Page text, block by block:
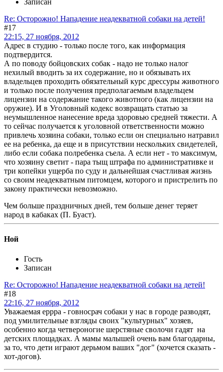
Записан
Re: Осторожно! Нападение неадекватной собаки на детей!
#17
22:15, 27 ноября, 2012
Адрес в студию - только после того, как информация
подтвердится.
А по поводу бойцовских собак - надо не только налог
нехилый вводить за их содержание, но и обязывать их
владельцев проходить обязательный курс дрессуры животного
и только после получения предполагаемым владельцем
лицензии на содержание такого животного (как лицензии на
оружие). И в Уголовный кодекс возвращать статью за
неумышленное нанесение вреда здоровью средней тяжести. А
то сейчас получается к уголовной ответственности можно
привлечь хозяина собаки, только если он специально натравил
ее на ребенка, да еще и в присутствии нескольких свидетелей,
либо если собака полребенка съела. А если нет - то максимум,
что хозяину светит - пара тыщ штрафа по административке и
три копейки ущерба по суду и дальнейшая счастливая жизнь
со своим неадекватным питомцем, которого и пристрелить по
закону практически невозможно.
Чем больше праздничных дней, тем больше денег теряет
народ в кабаках (П. Буаст).
Ной
Гость
Записан
Re: Осторожно! Нападение неадекватной собаки на детей!
#18
22:16, 27 ноября, 2012
Уважаемая еррра - говносрач собаки у нас в городе разводят,
под умилительные взгляды своих "культурных" хозяев,
особенно когда четвероногие шерстяные сволочи гадят на
детских площадках. А мамы малышей очень вам благодарны,
за то, что дети играют дерьмом ваших "дог" (хочется сказать -
хот-догов).